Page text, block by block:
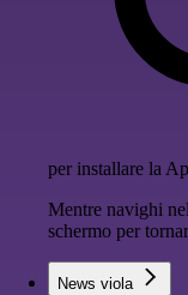
per installare la
Mentre navighi
schermo per
News viola